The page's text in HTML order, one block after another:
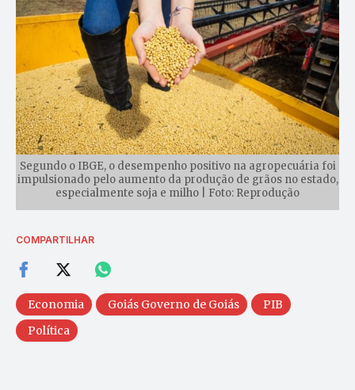
Segundo o IBGE, o desempenho positivo na agropecuária foi
impulsionado pelo aumento da produção de grãos no estado,
especialmente soja e milho | Foto: Reprodução
COMPARTILHAR
Economia Goiás Governo de Goiás
PIB
Política